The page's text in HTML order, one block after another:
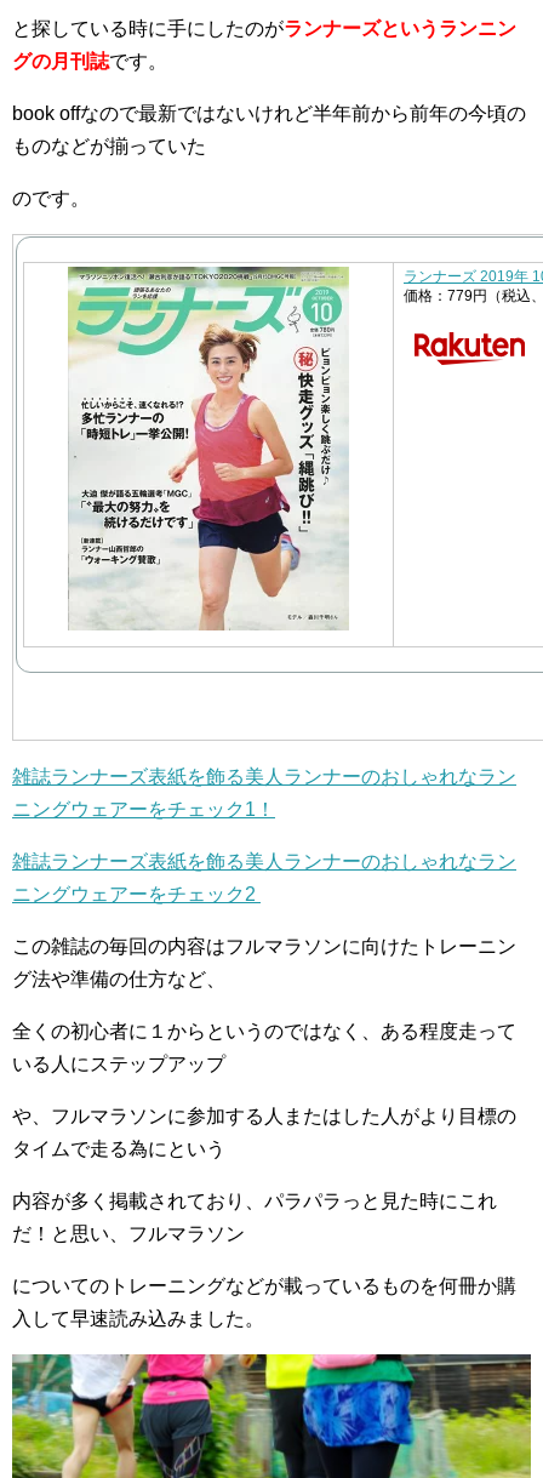
と探している時に手にしたのがランナーズというランニン
グの月刊誌です。
book offなので最新ではないけれど半年前から前年の今頃の
ものなどが揃っていた
のです。
ランナーズ 2019年
価格：779円（税込
雑誌ランナーズ表紙を飾る美人ランナーのおしゃれなラン
ニングウェアーをチェック1！
雑誌ランナーズ表紙を飾る美人ランナーのおしゃれなラン
ニングウェアーをチェック2
この雑誌の毎回の内容はフルマラソンに向けたトレーニン
グ法や準備の仕方など、
全くの初心者に１からというのではなく、ある程度走って
いる人にステップアップ
や、フルマラソンに参加する人またはした人がより目標の
タイムで走る為にという
内容が多く掲載されており、パラパラっと見た時にこれ
だ！と思い、フルマラソン
についてのトレーニングなどが載っているものを何冊か購
入して早速読み込みました。